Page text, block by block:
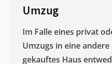
Umzug
Im Falle eines privat
Umzugs in eine
gekauftes Haus